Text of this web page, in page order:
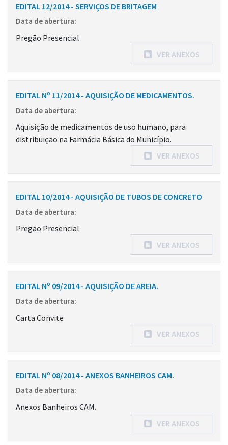
EDITAL 12/2014 - SERVIÇOS DE BRITAGEM
Data de abertura:
Pregão Presencial
VER ANEXOS
EDITAL Nº 11/2014 - AQUISIÇÃO DE MEDICAMENTOS.
Data de abertura:
Aquisição de medicamentos de uso humano, para
distribuição na Farmácia Básica do Município.
VER ANEXOS
EDITAL 10/2014 - AQUISIÇÃO DE TUBOS DE CONCRETO
Data de abertura:
Pregão Presencial
VER ANEXOS
EDITAL Nº 09/2014 - AQUISIÇÃO DE AREIA.
Data de abertura:
Carta Convite
VER ANEXOS
EDITAL Nº 08/2014 - ANEXOS BANHEIROS CAM.
Data de abertura:
Anexos Banheiros CAM.
VER ANEXOS